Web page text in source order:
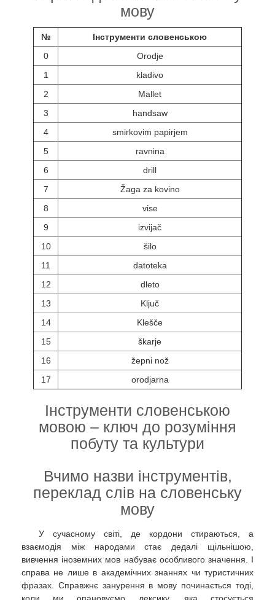
мову
№
Інструменти словенською
0
Orodje
1
kladivo
2
Mallet
3
handsaw
4
smirkovim papirjem
5
ravnina
6
drill
7
Žaga za kovino
8
vise
9
izvijač
10
šilo
11
datoteka
12
dleto
13
Ključ
14
Klešče
15
škarje
16
žepni nož
17
orodjarna
Інструменти словенською
мовою – ключ до розуміння
побуту та культури
Вчимо назви інструментів,
переклад слів на словенську
мову
У сучасному світі, де кордони стираються, а
взаємодія між народами стає дедалі щільнішою,
вивчення іноземних мов набуває особливого значення. І
справа не лише в академічних знаннях чи туристичних
фразах. Справжнє занурення в мову починається тоді,